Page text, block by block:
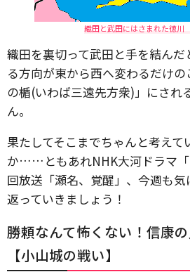
織田と武田にはさまれた徳川
織田を裏切って武田と手を結ん
る方向が東から西へ変わるだけ
の楯(いわば三遠先方衆)」にされ
ん。
果たしてそこまでちゃんと考えて
か……ともあれNHK大河ドラマ「
回放送「瀬名、覚醒」、今週も
返っていきましょう！
勝頼なんて怖くない！信康
【小山城の戦い】